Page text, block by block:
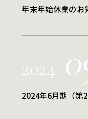
年末年始休業のお
2024
2024年6月期（第